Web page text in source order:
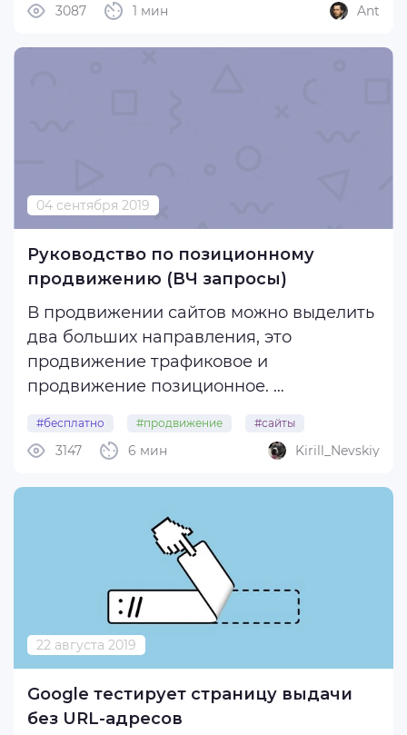
представить успешную диджитал-
кампанию без внедрения SMM-
1 мин
3087 Ant
04 сентября 2019
Руководство по позиционному
продвижению (ВЧ запросы)
В продвижении сайтов можно выделить
два больших направления, это
продвижение трафиковое и
продвижение позиционное.
В общем виде, трафиковые методы
являются наиболее актуальными для
порталов, интернет-магазинов и других
сайтов услуг и продвижения ...
#бесплатно #продвижение #сайты
#уроки #seo6 мин
3147 Kirill_Nevskiy
22 августа 2019
Google тестирует страницу выдачи
без URL-адресов